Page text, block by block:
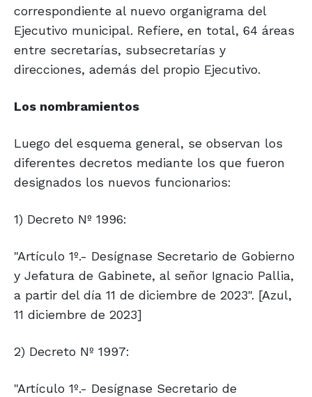
correspondiente al nuevo organigrama del
Ejecutivo municipal. Refiere, en total, 64 áreas
entre secretarías, subsecretarías y
direcciones, además del propio Ejecutivo.
Los nombramientos
Luego del esquema general, se observan los
diferentes decretos mediante los que fueron
designados los nuevos funcionarios:
1) Decreto Nº 1996:
"Artículo 1º.- Desígnase Secretario de Gobierno
y Jefatura de Gabinete, al señor Ignacio Pallia,
a partir del día 11 de diciembre de 2023". [Azul,
11 diciembre de 2023]
2) Decreto Nº 1997:
"Artículo 1º.- Desígnase Secretario de